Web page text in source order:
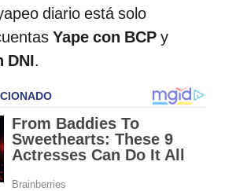
diario está solo
Yape con BCP y
DNI.